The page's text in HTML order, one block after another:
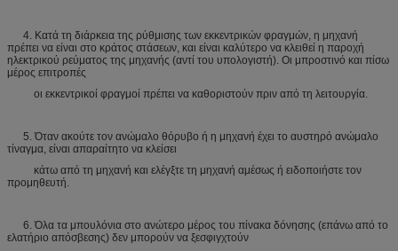
4. Κατά τη διάρκεια της ρύθμισης των εκκεντρικών φραγμών, η μηχανή
πρέπει να είναι στο κράτος στάσεων, και είναι καλύτερο να κλειθεί η παροχή
ηλεκτρικού ρεύματος της μηχανής (αντί του υπολογιστή). Οι μπροστινό και πίσω
μέρος επιτροπές
οι εκκεντρικοί φραγμοί πρέπει να καθοριστούν πριν από τη λειτουργία.
5. Όταν ακούτε τον ανώμαλο θόρυβο ή η μηχανή έχει το αυστηρό ανώμαλο
τίναγμα, είναι απαραίτητο να κλείσει
κάτω από τη μηχανή και ελέγξτε τη μηχανή αμέσως ή ειδοποιήστε τον
προμηθευτή.
6. Όλα τα μπουλόνια στο ανώτερο μέρος του πίνακα δόνησης (επάνω από το
ελατήριο απόσβεσης) δεν μπορούν να ξεσφιγχτούν